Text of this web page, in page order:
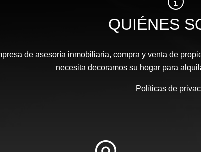
QUIÉNES
de asesoría inmobiliaria, compra y venta de
necesita decoramos su hogar para
Políticas de